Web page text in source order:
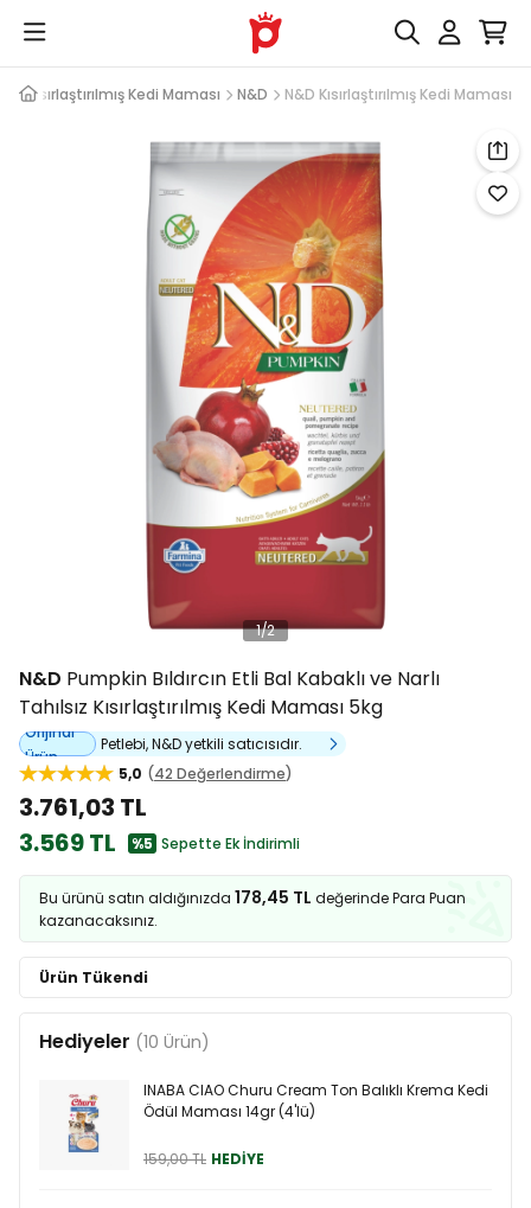
Kısırlaştırılmış Kedi Maması N&D N&D Kısırlaştırılmış Kedi Maması
1/2
N&D Pumpkin Bıldırcın Etli Bal Kabaklı ve Narlı
Tahılsız Kısırlaştırılmış Kedi Maması 5kg
Orijinal
Ürün
Petlebi, N&D yetkili satıcısıdır.
5,0
42 Değerlendirme
3.761,03 TL
3.569 TL
%5 Sepette Ek İndirimli
Bu ürünü satın aldığınızda 178,45 TL değerinde Para Puan
kazanacaksınız.
Ürün Tükendi
Hediyeler (10 Ürün)
INABA CIAO Churu Cream Ton Balıklı Krema Kedi
Ödül Maması 14gr (4'lü)
159,00 TL HEDİYE